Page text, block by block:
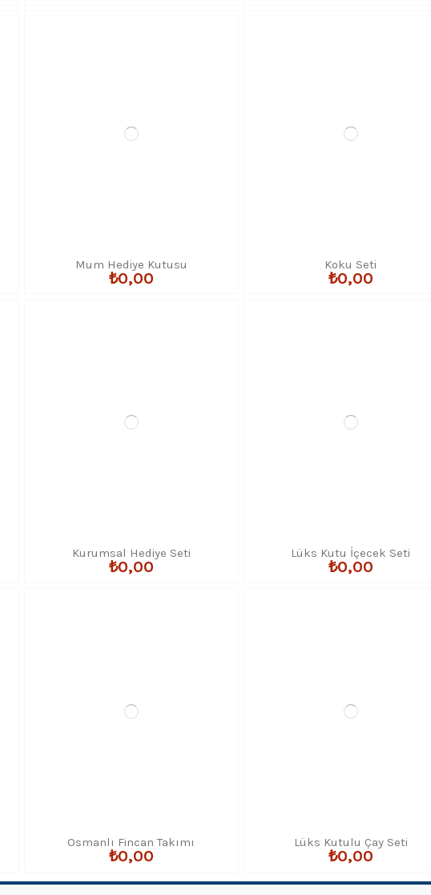
Mum Hediye Kutusu
₺0,00
Koku Seti
₺0,00
Kurumsal Hediye Seti
₺0,00
Lüks Kutu İçecek Seti
₺0,00
Osmanlı Fincan Takımı
₺0,00
Lüks Kutulu Çay Seti
₺0,00